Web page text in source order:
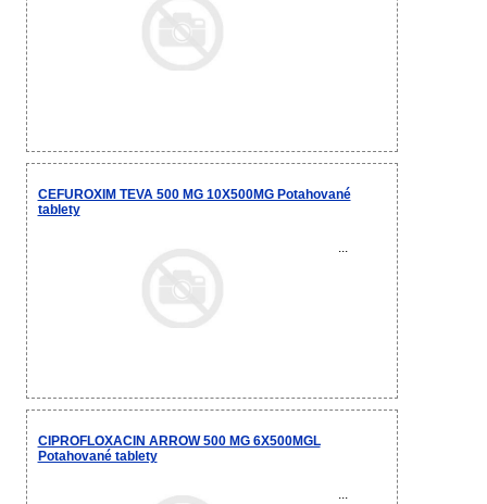
CEFUROXIM TEVA 500 MG 10X500MG Potahované
tablety
...
CIPROFLOXACIN ARROW 500 MG 6X500MGL
Potahované tablety
...